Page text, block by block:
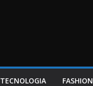
TECNOLOGIA FASHION